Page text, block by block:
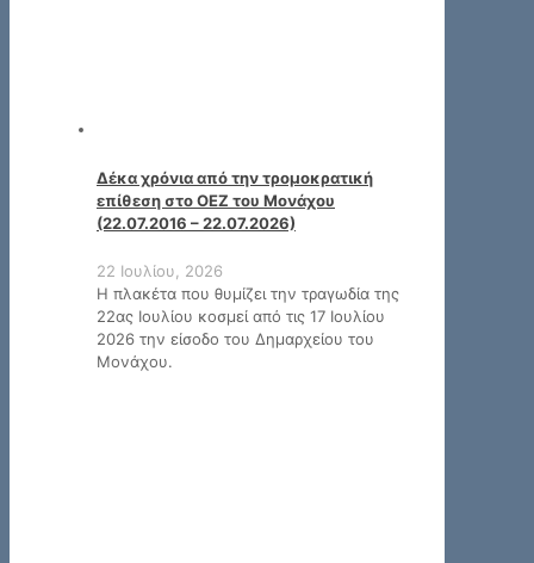
Δέκα χρόνια από την τρομοκρατική
επίθεση στο OEZ του Μονάχου
(22.07.2016 – 22.07.2026)
22 Ιουλίου, 2026
Η πλακέτα που θυμίζει την τραγωδία της
22ας Ιουλίου κοσμεί από τις 17 Ιουλίου
2026 την είσοδο του Δημαρχείου του
Μονάχου.